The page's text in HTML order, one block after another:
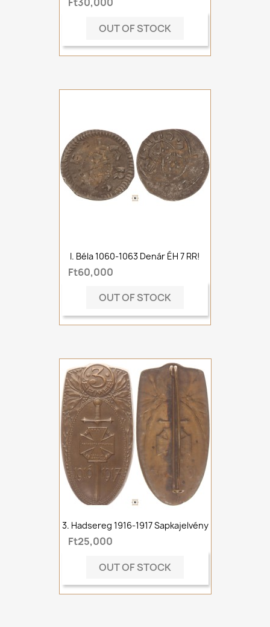
OUT OF STOCK
I. Béla 1060-1063 Denár ÉH 7 RR!
Ft60,000
OUT OF STOCK
3. Hadsereg 1916-1917 Sapkajelvény
Ft25,000
OUT OF STOCK